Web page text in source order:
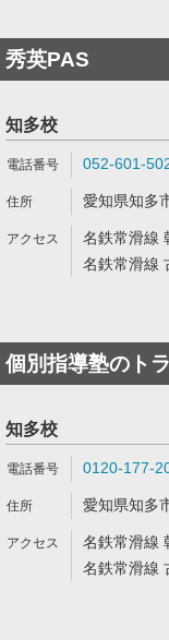
秀英PAS
知多校
052-601-
愛知県知多
名鉄常滑線
名鉄常滑線
個別指導塾のト
知多校
0120-177-
愛知県知多
名鉄常滑線
名鉄常滑線